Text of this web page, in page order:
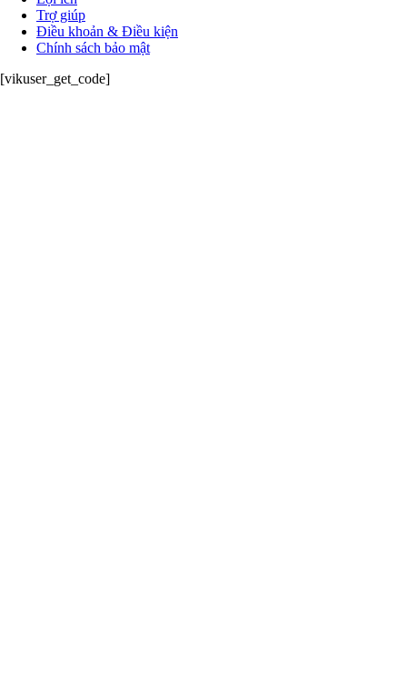
Trợ giúp
Điều khoản & Điều kiện
Chính sách bảo mật
[vikuser_get_code]